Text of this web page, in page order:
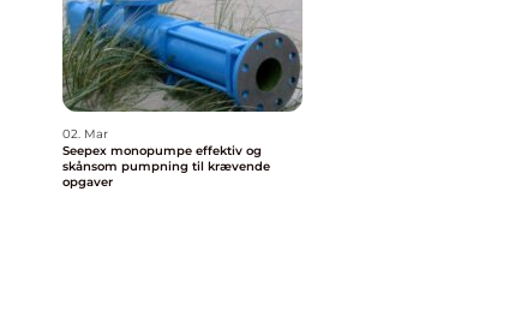
02. Mar
Seepex monopumpe effektiv og
skånsom pumpning til krævende
opgaver